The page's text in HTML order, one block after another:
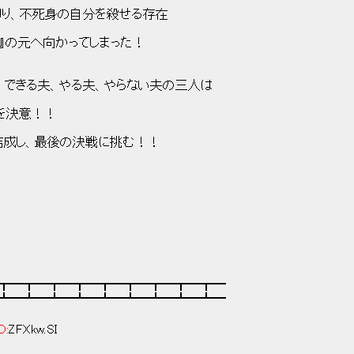
分を殺せる存在
向かってしまった！
やる夫、やらない夫の三人は
！！
最後の決戦に挑む！！
ZFXkw.SI